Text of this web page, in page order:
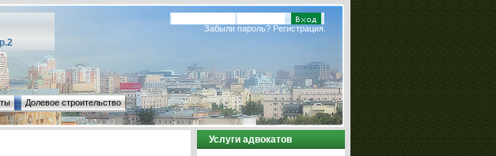
Забыли пароль? Регистрация.
Долевое строительство
Услуги адвокатов